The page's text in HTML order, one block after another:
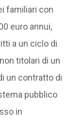
familiari con
euro annui,
a un ciclo di
titolari di un
un contratto di
pubblico
in